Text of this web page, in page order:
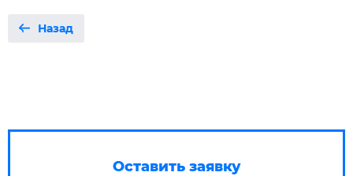
Назад
Оставить заявку